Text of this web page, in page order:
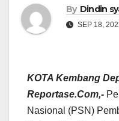
By Dindin
SEP 18,
KOTA Kembang
Reportase.Com,-
Nasional (PSN)